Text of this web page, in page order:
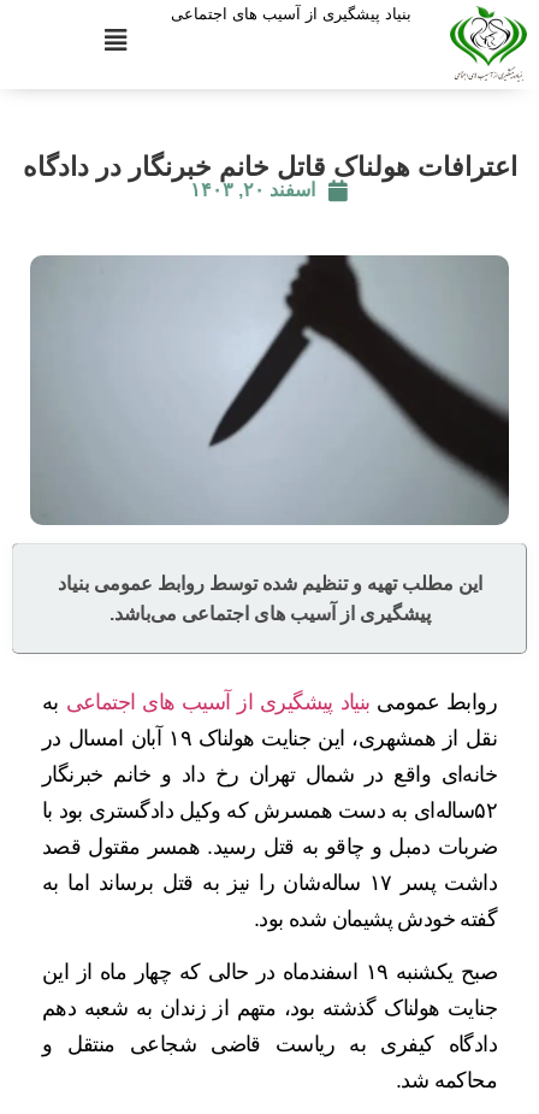
بنیاد پیشگیری از آسیب های اجتماعی
اعترافات هولناک قاتل خانم خبرنگار در دادگاه
اسفند ۲۰, ۱۴۰۳
این مطلب تهیه و تنظیم شده توسط روابط عمومی بنیاد
پیشگیری از آسیب های اجتماعی می‌باشد.
روابط عمومی بنیاد پیشگیری از آسیب های اجتماعی به
نقل از همشهری، این جنایت هولناک ۱۹ آبان امسال در
خانه‌ای واقع در شمال تهران رخ داد و خانم خبرنگار
۵۲‌ساله‌ای به دست همسرش که وکیل دادگستری بود با
ضربات دمبل و چاقو به قتل رسید. همسر مقتول قصد
داشت پسر ۱۷ ساله‌شان را نیز به قتل برساند اما به
گفته خودش پشیمان شده بود.
صبح یکشنبه ۱۹ اسفندماه در حالی که چهار ماه از این
جنایت هولناک گذشته بود، متهم از زندان به شعبه دهم
دادگاه کیفری به ریاست قاضی شجاعی منتقل و
محاکمه شد.